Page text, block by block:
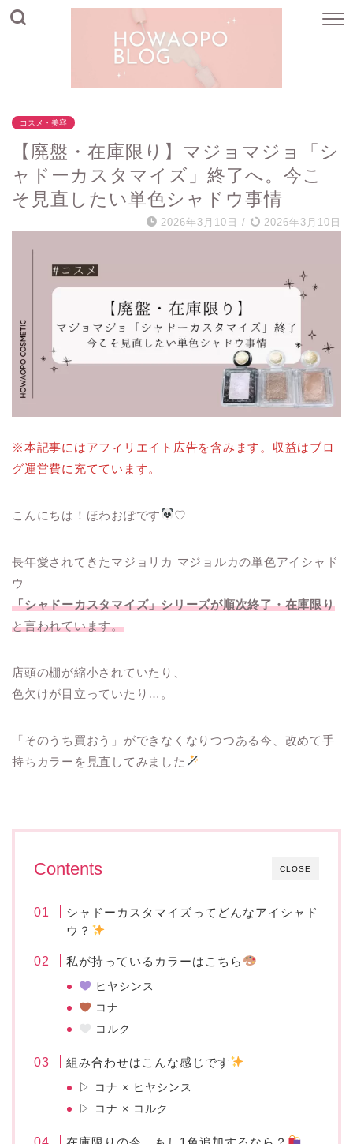
コスメ・美容
【廃盤・在庫限り】マジョマジョ「シ
ャドーカスタマイズ」終了へ。今こ
そ見直したい単色シャドウ事情
2026年3月10日 / 2026年3月10日
※本記事にはアフィリエイト広告を含みます。収益はブロ
グ運営費に充てています。
こんにちは！ほわおぽです ♡
長年愛されてきたマジョリカ マジョルカの単色アイシャド
ウ
「シャドーカスタマイズ」シリーズが順次終了・在庫限り
と言われています。
店頭の棚が縮小されていたり、
色欠けが目立っていたり…。
「そのうち買おう」ができなくなりつつある今、改めて手
持ちカラーを見直してみました
CLOSE
Contents
シャドーカスタマイズってどんなアイシャド
ウ？
私が持っているカラーはこちら
ヒヤシンス
コナ
コルク
組み合わせはこんな感じです
▷ コナ × ヒヤシンス
▷ コナ × コルク